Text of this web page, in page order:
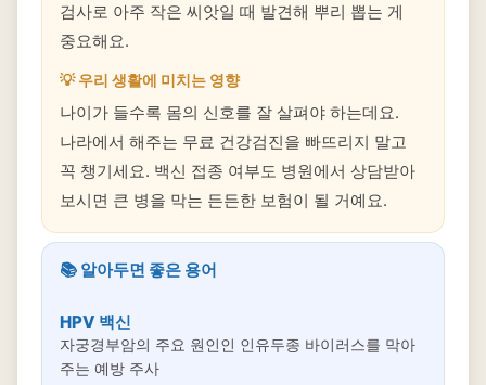
검사로 아주 작은 씨앗일 때 발견해 뿌리 뽑는 게
중요해요.
💡 우리 생활에 미치는 영향
나이가 들수록 몸의 신호를 잘 살펴야 하는데요.
나라에서 해주는 무료 건강검진을 빠뜨리지 말고
꼭 챙기세요. 백신 접종 여부도 병원에서 상담받아
보시면 큰 병을 막는 든든한 보험이 될 거예요.
📚 알아두면 좋은 용어
HPV 백신
자궁경부암의 주요 원인인 인유두종 바이러스를 막아
주는 예방 주사